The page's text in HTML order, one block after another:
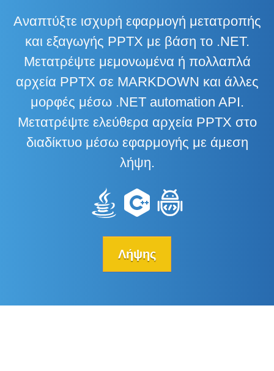
Αναπτύξτε ισχυρή εφαρμογή μετατροπής
και εξαγωγής PPTX με βάση το .NET.
Μετατρέψτε μεμονωμένα ή πολλαπλά
αρχεία PPTX σε MARKDOWN και άλλες
μορφές μέσω .NET automation API.
Μετατρέψτε ελεύθερα αρχεία PPTX στο
διαδίκτυο μέσω εφαρμογής με άμεση
λήψη.
Λήψης